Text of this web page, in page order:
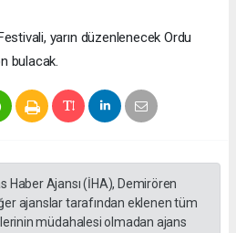
yarın düzenlenecek Ordu
bulacak.
Haber Ajansı (İHA), Demirören
ajanslar tarafından eklenen tüm
müdahalesi olmadan ajans